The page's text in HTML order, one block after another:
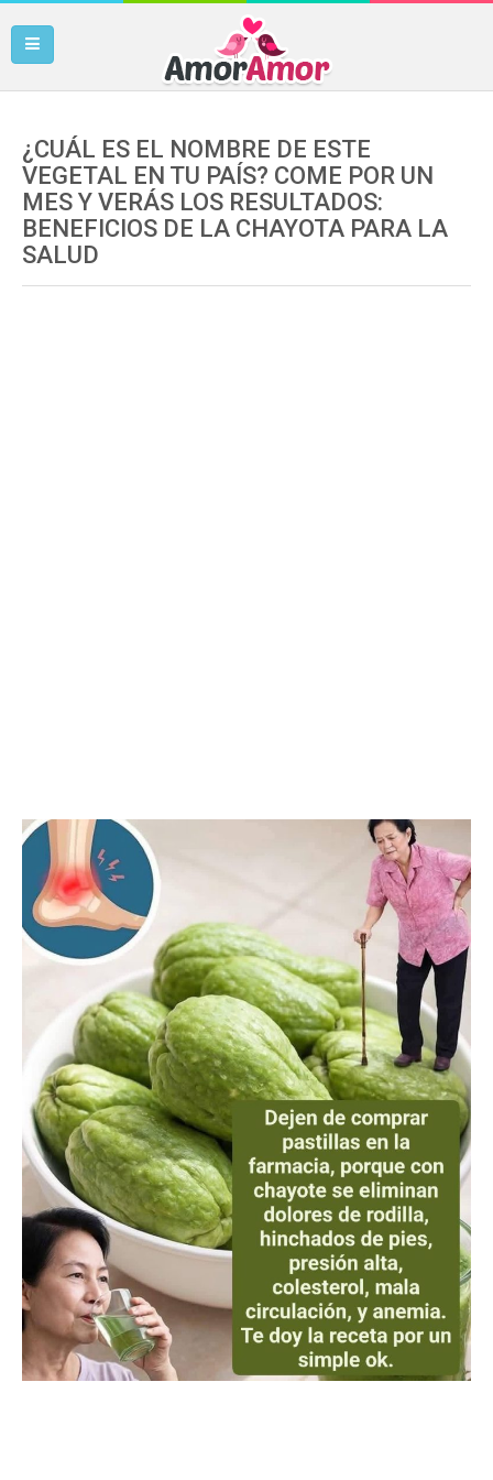
¿CUÁL ES EL NOMBRE DE ESTE
VEGETAL EN TU PAÍS? COME POR UN
MES Y VERÁS LOS RESULTADOS:
BENEFICIOS DE LA CHAYOTA PARA LA
SALUD